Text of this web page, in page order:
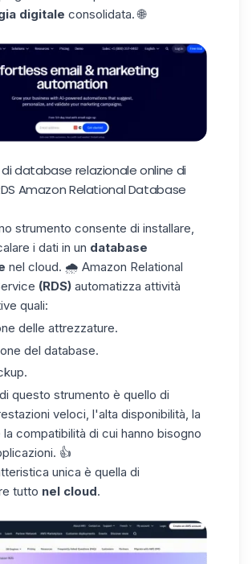
digitale consolidata. 🌐
di database relazionale online di
Amazon Relational Database
strumento consente di installare,
i dati in un database
nel cloud. 🌧️ Amazon Relational
(RDS) automatizza attività
quali:
delle attrezzature.
del database.
questo strumento è quello di
veloci, l'alta disponibilità, la
compatibilità di cui hanno bisogno
👍
unica è quella di
tutto nel cloud.